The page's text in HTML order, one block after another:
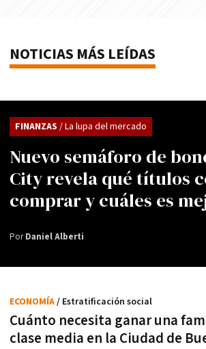
NOTICIAS MÁS LEÍDAS
Nuevo semáforo de
City revela qué títulos
comprar y cuáles es
FINANZAS / La lupa del mercado
PorDaniel Alberti
Cuánto necesita ganar una
clase media en la Ciudad de
ECONOMÍA/ Estratificación social